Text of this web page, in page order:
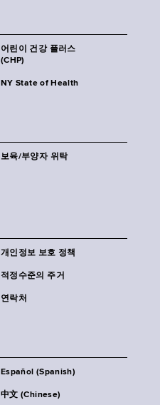
어린이 건강 플러스
(CHP)
NY State of Health
보육/부양자 위탁
개인정보 보호 정책
적정수준의 주거
연락처
Español (Spanish)
中文 (Chinese)